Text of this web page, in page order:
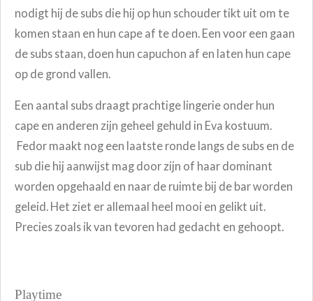
nodigt hij de subs die hij op hun schouder tikt uit om te
komen staan en hun cape af te doen. Een voor een gaan
de subs staan, doen hun capuchon af en laten hun cape
op de grond vallen.
Een aantal subs draagt prachtige lingerie onder hun
cape en anderen zijn geheel gehuld in Eva kostuum.
Fedor maakt nog een laatste ronde langs de subs en de
sub die hij aanwijst mag door zijn of haar dominant
worden opgehaald en naar de ruimte bij de bar worden
geleid. Het ziet er allemaal heel mooi en gelikt uit.
Precies zoals ik van tevoren had gedacht en gehoopt.
Playtime